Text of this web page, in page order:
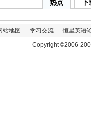
热点 下
站地图 - 学习交流 -恒星英语
Copyright ©2006-